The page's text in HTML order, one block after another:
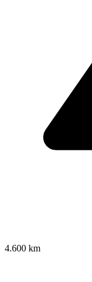
4.600 km